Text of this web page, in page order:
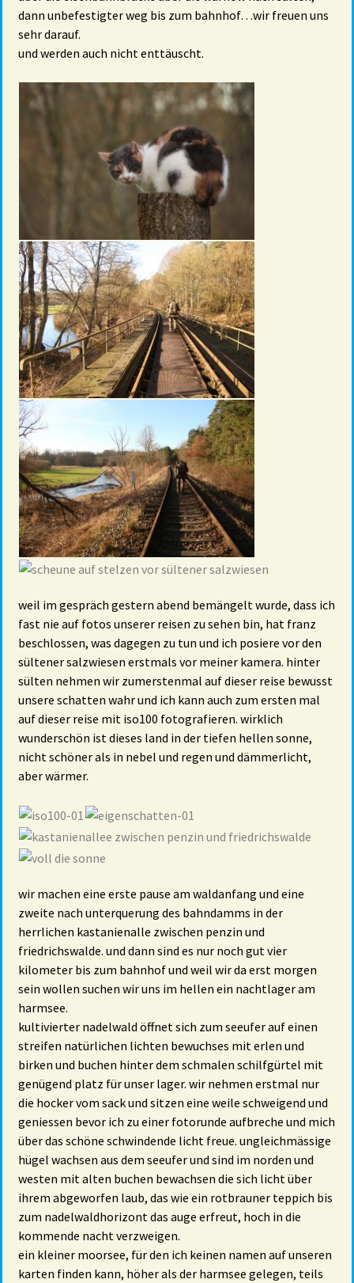
dann unbefestigter weg bis zum bahnhof…wir freuen uns
sehr darauf.
und werden auch nicht enttäuscht.
weil im gespräch gestern abend bemängelt wurde, dass ich
fast nie auf fotos unserer reisen zu sehen bin, hat franz
beschlossen, was dagegen zu tun und ich posiere vor den
sültener salzwiesen erstmals vor meiner kamera. hinter
sülten nehmen wir zumerstenmal auf dieser reise bewusst
unsere schatten wahr und ich kann auch zum ersten mal
auf dieser reise mit iso100 fotografieren. wirklich
wunderschön ist dieses land in der tiefen hellen sonne,
nicht schöner als in nebel und regen und dämmerlicht,
aber wärmer.
wir machen eine erste pause am waldanfang und eine
zweite nach unterquerung des bahndamms in der
herrlichen kastanienalle zwischen penzin und
friedrichswalde. und dann sind es nur noch gut vier
kilometer bis zum bahnhof und weil wir da erst morgen
sein wollen suchen wir uns im hellen ein nachtlager am
harmsee.
kultivierter nadelwald öffnet sich zum seeufer auf einen
streifen natürlichen lichten bewuchses mit erlen und
birken und buchen hinter dem schmalen schilfgürtel mit
genügend platz für unser lager. wir nehmen erstmal nur
die hocker vom sack und sitzen eine weile schweigend und
geniessen bevor ich zu einer fotorunde aufbreche und mich
über das schöne schwindende licht freue. ungleichmässige
hügel wachsen aus dem seeufer und sind im norden und
westen mit alten buchen bewachsen die sich licht über
ihrem abgeworfen laub, das wie ein rotbrauner teppich bis
zum nadelwaldhorizont das auge erfreut, hoch in die
kommende nacht verzweigen.
ein kleiner moorsee, für den ich keinen namen auf unseren
karten finden kann, höher als der harmsee gelegen, teils